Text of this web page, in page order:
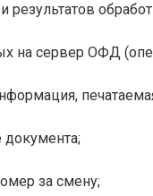
результатов
на сервер ОФД
за смену;